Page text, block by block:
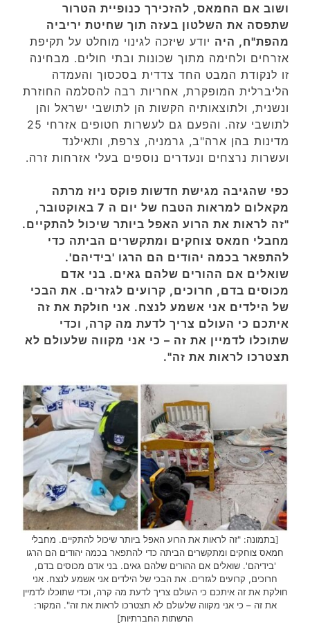
ושוב אם החמאס, להזכירך כנופיית הטרור
שתפסה את השלטון בעזה תוך שחיטת יריביה
מהפת"ח, היה יודע שיזכה לגינוי מוחלט על תקיפת
אזרחים ולחימה מתוך שכונות ובתי חולים. מבחינה
זו לנקודת המבט החד צדדית בסכסוך והעמדה
הליברלית המופקרת, אחריות רבה להסלמה החוזרת
ונשנית, ולתוצאותיה הקשות הן לתושבי ישראל והן
לתושבי עזה. והפעם גם לעשרות חטופים אזרחי 25
מדינות בהן ארה"ב, גרמניה, צרפת, ותאילנד
ועשרות נרצחים ונעדרים נוספים בעלי אזרחות זרה.
כפי שהגיבה מגישת חדשות פוקס ניוז מרתה
מקאלום למראות הטבח של יום ה 7 באוקטובר,
"זה לראות את הרוע האפל ביותר שיכול להתקיים.
מחבלי חמאס צוחקים ומתקשרים הביתה כדי
להתפאר בכמה יהודים הם הרגו 'בידיהם'.
שואלים אם ההורים שלהם גאים. בני אדם
מכוסים בדם, חרוכים, קרועים לגזרים. את הבכי
של הילדים אני אשמע לנצח. אני חולקת את זה
איתכם כי העולם צריך לדעת מה קרה, וכדי
שתוכלו לדמיין את זה – כי אני מקווה שלעולם לא
תצטרכו לראות את זה".
[בתמונה: "זה לראות את הרוע האפל ביותר שיכול להתקיים. מחבלי
חמאס צוחקים ומתקשרים הביתה כדי להתפאר בכמה יהודים הם הרגו
'בידיהם'. שואלים אם ההורים שלהם גאים. בני אדם מכוסים בדם,
חרוכים, קרועים לגזרים. את הבכי של הילדים אני אשמע לנצח. אני
חולקת את זה איתכם כי העולם צריך לדעת מה קרה, וכדי שתוכלו לדמיין
את זה – כי אני מקווה שלעולם לא תצטרכו לראות את זה". המקור:
הרשתות החברתיות]